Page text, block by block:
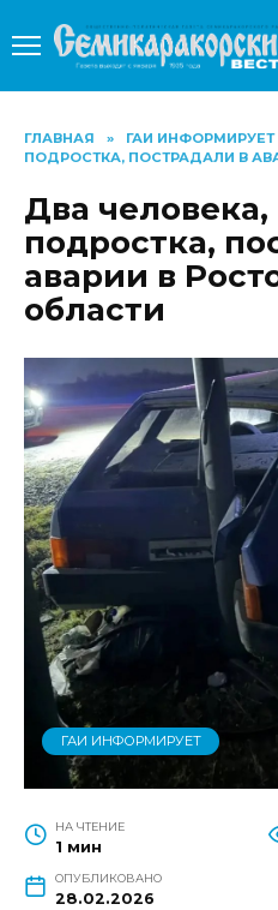
содержанию
ГЛАВНАЯ » ГАИ ИНФОРМИРУЕТ
ПОДРОСТКА, ПОСТРАДАЛИ В
Два
подростка,
аварии в
области
ГАИ ИНФОРМИРУЕТ
НА ЧТЕНИЕ
1 мин
ОПУБЛИКОВАНО
28.02.2026